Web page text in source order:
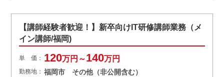
【講師経験者歓迎！】新卒向けIT研修講師業務（メ
イン講師/福岡)
単 価： 120万円～140万円
勤務地： 福岡市 その他（非公開含む）